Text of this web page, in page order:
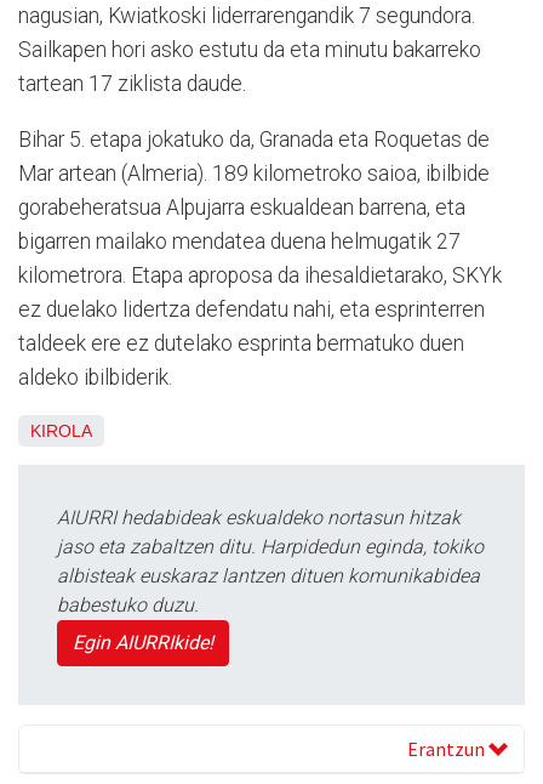
nagusian, Kwiatkoski liderrarengandik 7 segundora.
Sailkapen hori asko estutu da eta minutu bakarreko
tartean 17 ziklista daude.
Bihar 5. etapa jokatuko da, Granada eta Roquetas de
Mar artean (Almeria). 189 kilometroko saioa, ibilbide
gorabeheratsua Alpujarra eskualdean barrena, eta
bigarren mailako mendatea duena helmugatik 27
kilometrora. Etapa aproposa da ihesaldietarako, SKYk
ez duelako lidertza defendatu nahi, eta esprinterren
taldeek ere ez dutelako esprinta bermatuko duen
aldeko ibilbiderik.
KIROLA
AIURRI hedabideak eskualdeko nortasun hitzak
jaso eta zabaltzen ditu. Harpidedun eginda, tokiko
albisteak euskaraz lantzen dituen komunikabidea
babestuko duzu.
Egin AIURRIkide!
Erantzun